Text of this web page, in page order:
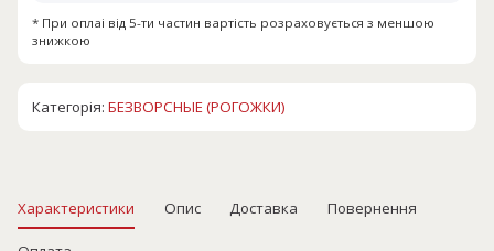
* При оплаі від 5-ти частин вартість розраховується з меншою
знижкою
Категорія:БЕЗВОРСНЫЕ (РОГОЖКИ)
Характеристики Опис Доставка Повернення